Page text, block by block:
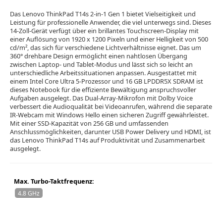
Das Lenovo ThinkPad T14s 2-in-1 Gen 1 bietet Vielseitigkeit und
Leistung für professionelle Anwender, die viel unterwegs sind. Dieses
14-Zoll-Gerät verfügt über ein brillantes Touchscreen-Display mit
einer Auflösung von 1920 x 1200 Pixeln und einer Helligkeit von 500
cd/m², das sich für verschiedene Lichtverhältnisse eignet. Das um
360° drehbare Design ermöglicht einen nahtlosen Übergang
zwischen Laptop- und Tablet-Modus und lässt sich so leicht an
unterschiedliche Arbeitssituationen anpassen. Ausgestattet mit
einem Intel Core Ultra 5-Prozessor und 16 GB LPDDR5X SDRAM ist
dieses Notebook für die effiziente Bewältigung anspruchsvoller
Aufgaben ausgelegt. Das Dual-Array-Mikrofon mit Dolby Voice
verbessert die Audioqualität bei Videoanrufen, während die separate
IR-Webcam mit Windows Hello einen sicheren Zugriff gewährleistet.
Mit einer SSD-Kapazität von 256 GB und umfassenden
Anschlussmöglichkeiten, darunter USB Power Delivery und HDMI, ist
das Lenovo ThinkPad T14s auf Produktivität und Zusammenarbeit
ausgelegt.
Max. Turbo-Taktfrequenz:
4.8 GHz